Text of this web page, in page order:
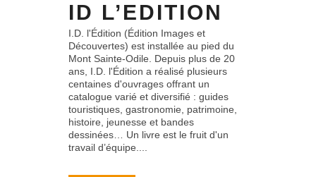
ID L’EDITION
I.D. l'Édition (Édition Images et
Découvertes) est installée au pied du
Mont Sainte-Odile. Depuis plus de 20
ans, I.D. l'Édition a réalisé plusieurs
centaines d'ouvrages offrant un
catalogue varié et diversifié : guides
touristiques, gastronomie, patrimoine,
histoire, jeunesse et bandes
dessinées… Un livre est le fruit d'un
travail d’équipe....